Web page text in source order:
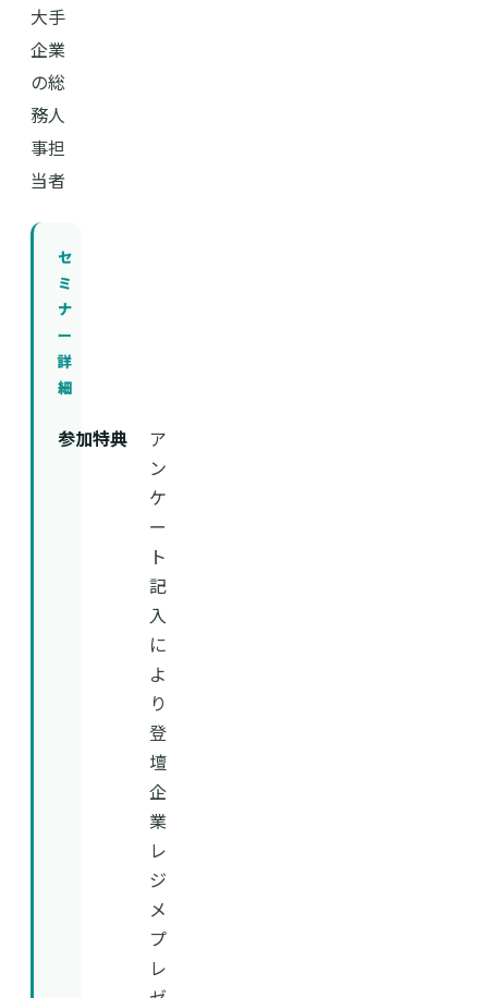
大手
企業
の総
務人
事担
当者
セ
ミ
ナ
ー
詳
細
参加特典
ア
ン
ケ
ー
ト
記
入
に
よ
り
登
壇
企
業
レ
ジ
メ
プ
レ